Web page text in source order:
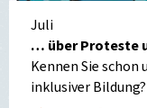
Juli
… über Proteste
Kennen Sie
inklusiver Bildung?